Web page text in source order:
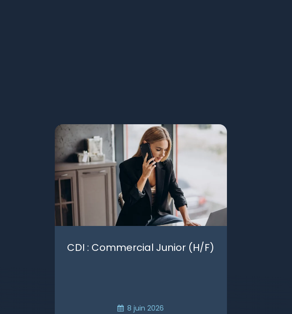
CDI : Commercial Junior (H/F)
8 juin 2026